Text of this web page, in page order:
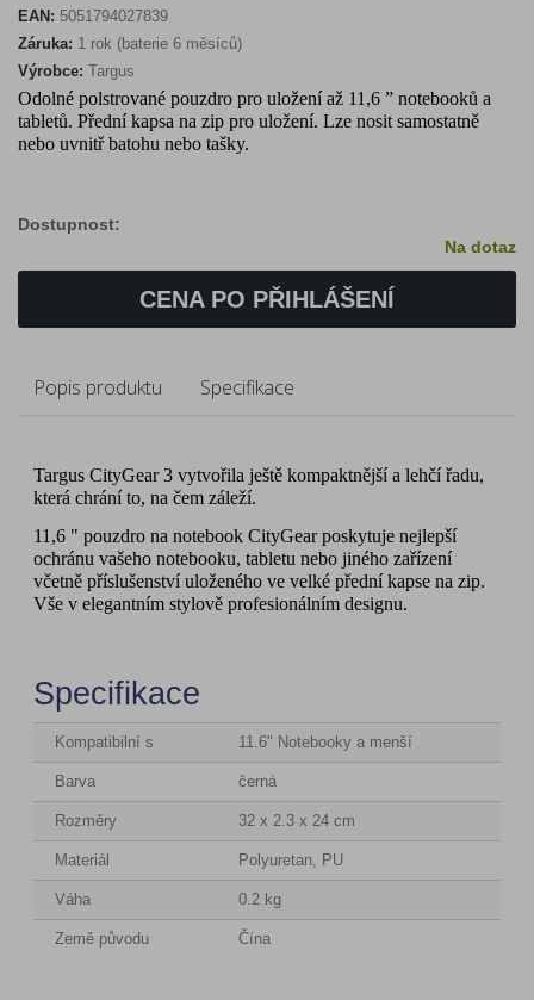
EAN: 5051794027839
Záruka: 1 rok (baterie 6 měsíců)
Výrobce: Targus
Odolné polstrované pouzdro pro uložení až 11,6 ” notebooků a
tabletů. Přední kapsa na zip pro uložení. Lze nosit samostatně
nebo uvnitř batohu nebo tašky.
Dostupnost:
Na dotaz
CENA PO PŘIHLÁŠENÍ
Popis produktu Specifikace
Targus CityGear 3 vytvořila ještě kompaktnější a lehčí řadu,
která chrání to, na čem záleží.
11,6 " pouzdro na notebook CityGear poskytuje nejlepší
ochránu vašeho notebooku, tabletu nebo jiného zařízení
včetně příslušenství uloženého ve velké přední kapse na zip.
Vše v elegantním stylově profesionálním designu.
Specifikace
Kompatibilní s 11.6" Notebooky a menší
Barva černá
Rozměry 32 x 2.3 x 24 cm
Materiál Polyuretan, PU
Váha 0.2 kg
Země původu Čína